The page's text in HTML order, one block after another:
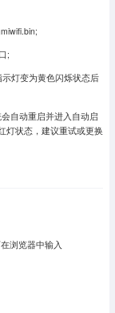
;
灯变为黄色闪烁状态后
自动重启并进入自动启
灯状态，建议重试或更换
浏览器中输入